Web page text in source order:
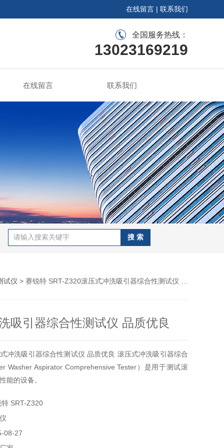
在线留言 | 联系我们
全国服务热线：
13023169219
在线留言 联系我们
试仪 > 赛锐特 SRT-Z320滚压式冲洗吸引器综合性测试仪 品质优良
吸引器综合性测试仪 品质优良
冲洗吸引器综合性测试仪 品质优良 滚压式冲洗吸引器综合
Washer Aspirator Comprehensive Tester）是用于测试滚
能的设备。
SRT-Z320
08-27